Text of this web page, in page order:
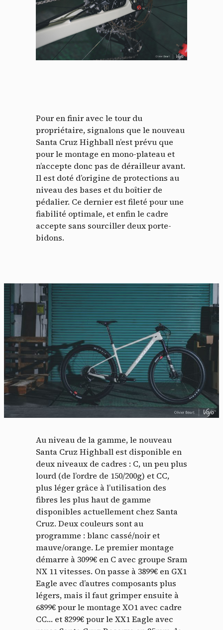
Pour en finir avec le tour du
propriétaire, signalons que le nouveau
Santa Cruz Highball n’est prévu que
pour le montage en mono-plateau et
n’accepte donc pas de dérailleur avant.
Il est doté d’origine de protections au
niveau des bases et du boîtier de
pédalier. Ce dernier est fileté pour une
fiabilité optimale, et enfin le cadre
accepte sans sourciller deux porte-
bidons.
Au niveau de la gamme, le nouveau
Santa Cruz Highball est disponible en
deux niveaux de cadres : C, un peu plus
lourd (de l’ordre de 150/200g) et CC,
plus léger grâce à l’utilisation des
fibres les plus haut de gamme
disponibles actuellement chez Santa
Cruz. Deux couleurs sont au
programme : blanc cassé/noir et
mauve/orange. Le premier montage
démarre à 3099€ en C avec groupe Sram
NX 11 vitesses. On passe à 3899€ en GX1
Eagle avec d’autres composants plus
légers, mais il faut grimper ensuite à
6899€ pour le montage XO1 avec cadre
CC… et 8299€ pour le XX1 Eagle avec
Panneau de gestion des
cookies
En autorisant ces services tiers, vous acceptez le dépôt et la
lecture de cookies et l'utilisation de technologies de suivi
nécessaires à leur bon fonctionnement.
Politique de confidentialité